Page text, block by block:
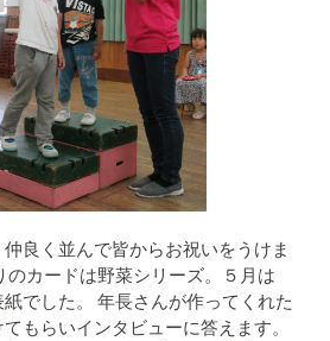
良く並んで皆からお祝いをうけま
のカードは野菜シリーズ。５月は
紙でした。 年長さんが作ってくれた
もらいインタビューに答えます。